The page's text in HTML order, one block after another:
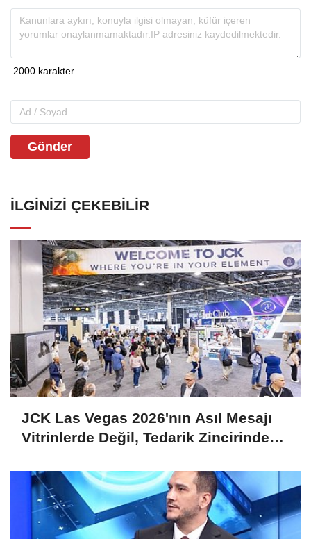
Gönder
İLGINIZI ÇEKEBILIR
JCK Las Vegas 2026'nın Asıl Mesajı
Vitrinlerde Değil, Tedarik Zincirinde